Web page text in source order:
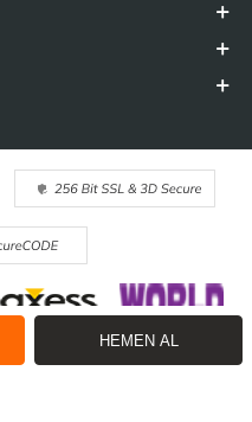
HEMEN AL